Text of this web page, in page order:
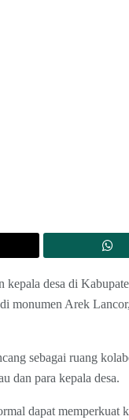
kepala desa di
monumen Arek
sebagai ruang
dan para kepala desa.
dapat memperkuat